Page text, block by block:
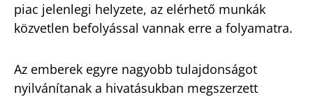
piac jelenlegi helyzete, az elérhető munkák
közvetlen befolyással vannak erre a folyamatra.
Az emberek egyre nagyobb tulajdonságot
nyilvánítanak a hivatásukban megszerzett